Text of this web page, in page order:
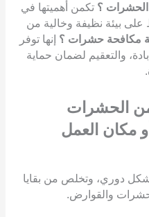
؟ تكمن أهميتها في
على بيئة نظيفة وخالية من
مكافحة حشرات ؟ إنها توفر
والتعقيم لضمان حماية
من الحشرات
مكان العمل
دوري، وتخلص من بقايا
والقوارض.